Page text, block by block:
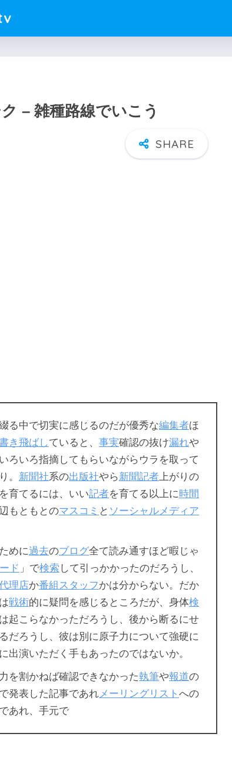
– 雑種路線でいこう
る中で切実に感じるのだが優秀な編集者ほ
き飛ばしていると、 事実確認の抜け漏れや
ろいろ指摘してもらいながらウラを取って
。 新聞社系の出版社やら新聞記者 上がりの
を育てるには、いい記者を育てる以上に時間
もともとのマスコミ と ソーシャルメディア
めに過去のブログ全て読み通すほど暇じゃ
ド 」で検索 して引っかかったのだろうし、
理店か番組 スタッフかは分からない。だか
戦術的に疑問を感じるところだが、身体検
起こらなかっただろうし、後から断るにせ
だろうし、彼は別に原子力について強硬に
出演いただく手もあったのではないか。
を割かねば確認できなかった執筆や報道の
で発表した記事であれ メーリングリスト への
あれ、手元で